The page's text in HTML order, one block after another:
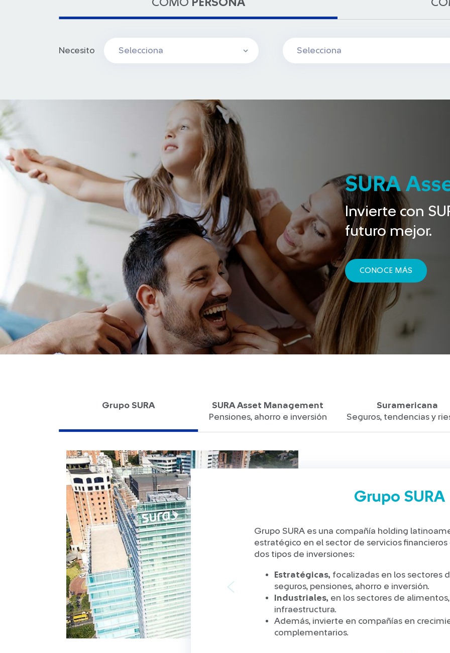
Necesito
SURA
Invierte con
futuro mejor.
CONOCE MÁS
Grupo SURA
SURA Asset Management
Pensiones, ahorro e inversión
Suramericana
Seguros, tendencias y
Grupo SURA
Grupo SURA es una compañía holding
estratégico en el sector de servicios financieros
dos tipos de inversiones:
Estratégicas, focalizadas en los sectores
seguros, pensiones, ahorro e inversión.
Industriales, en los sectores de
infraestructura.
Además, invierte en compañías en
complementarios.